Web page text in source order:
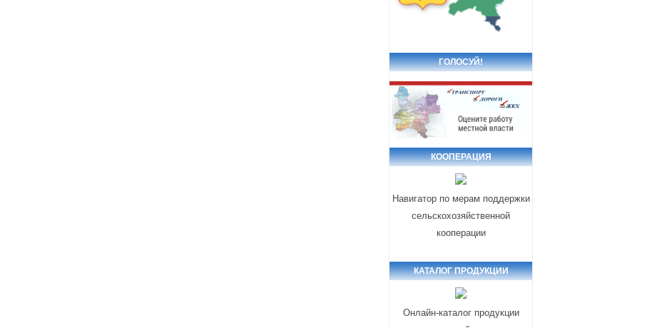
ГОЛОСУЙ!
КООПЕРАЦИЯ
Навигатор по мерам поддержки
сельскохозяйственной
кооперации
КАТАЛОГ ПРОДУКЦИИ
Онлайн-каталог продукции